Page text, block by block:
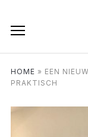
HOME » EEN
PRAKTISCH